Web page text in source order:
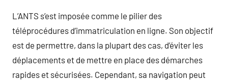
L’ANTS s’est imposée comme le pilier des
téléprocédures d’immatriculation en ligne. Son objectif
est de permettre, dans la plupart des cas, d’éviter les
déplacements et de mettre en place des démarches
rapides et sécurisées. Cependant, sa navigation peut